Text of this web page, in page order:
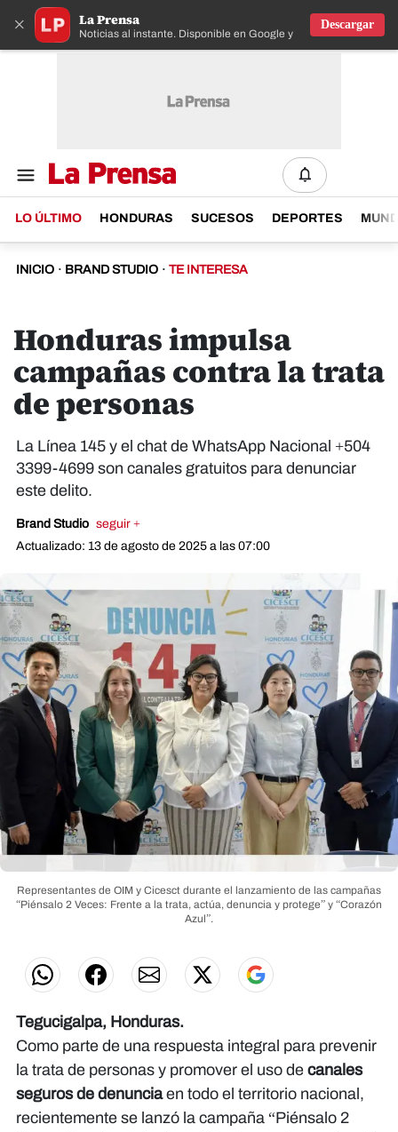
× La Prensa
Noticias al instante. Disponible en Google y IOS
Descargar
LO ÚLTIMO HONDURAS SUCESOS DEPORTES
INICIO · BRAND STUDIO · TE INTERESA
Honduras impulsa
campañas contra la trata
de personas
La Línea 145 y el chat de WhatsApp Nacional +504
3399-4699 son canales gratuitos para denunciar
este delito.
Brand Studio seguir +
Actualizado: 13 de agosto de 2025 a las 07:00
Representantes de OIM y Cicesct durante el lanzamiento de las campañas
“Piénsalo 2 Veces: Frente a la trata, actúa, denuncia y protege” y “Corazón
Azul”.
Tegucigalpa, Honduras.
Como parte de una respuesta integral para prevenir
la trata de personas y promover el uso de canales
seguros de denunciaen todo el territorio nacional,
recientemente se lanzó la campaña “Piénsalo 2